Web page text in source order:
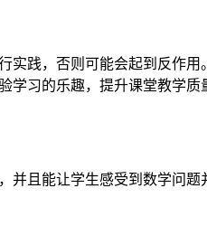
实践，否则可能会起到反作
习的乐趣，提升课堂教学
且能让学生感受到数学问